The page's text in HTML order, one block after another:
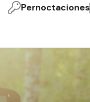
Pernoctaciones